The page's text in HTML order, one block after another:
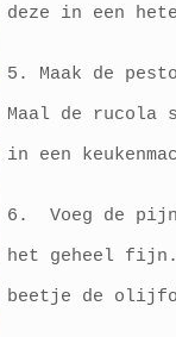
deze in een
5. Maak de
Maal de rucola
in een
6. Voeg de
het geheel
beetje de